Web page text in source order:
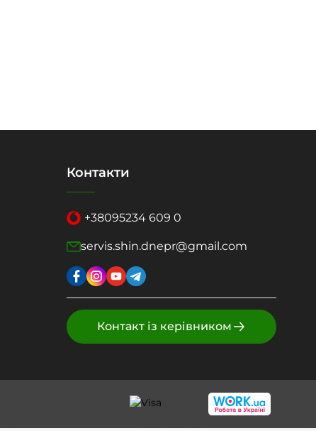
Контакти
+38095234 609 0
servis.shin.dnepr@gmail.com
Контакт із керівником